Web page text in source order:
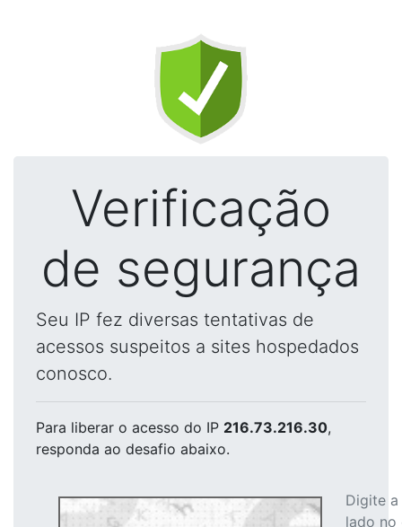
Verificação
de segurança
Seu IP fez diversas tentativas de
acessos suspeitos a sites hospedados
conosco.
Para liberar o acesso do IP 216.73.216.30,
responda ao desafio abaixo.
Digite
lado no